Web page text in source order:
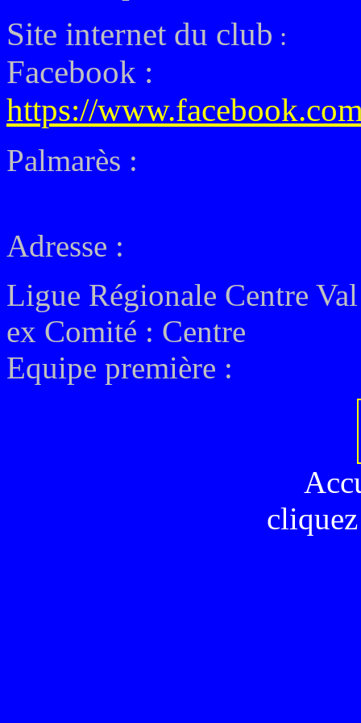
Site internet du club :
Facebook :
https://
Palmarès :
Adresse :
Ligue Régionale Centre
ex Comité : Centre
Equipe première :